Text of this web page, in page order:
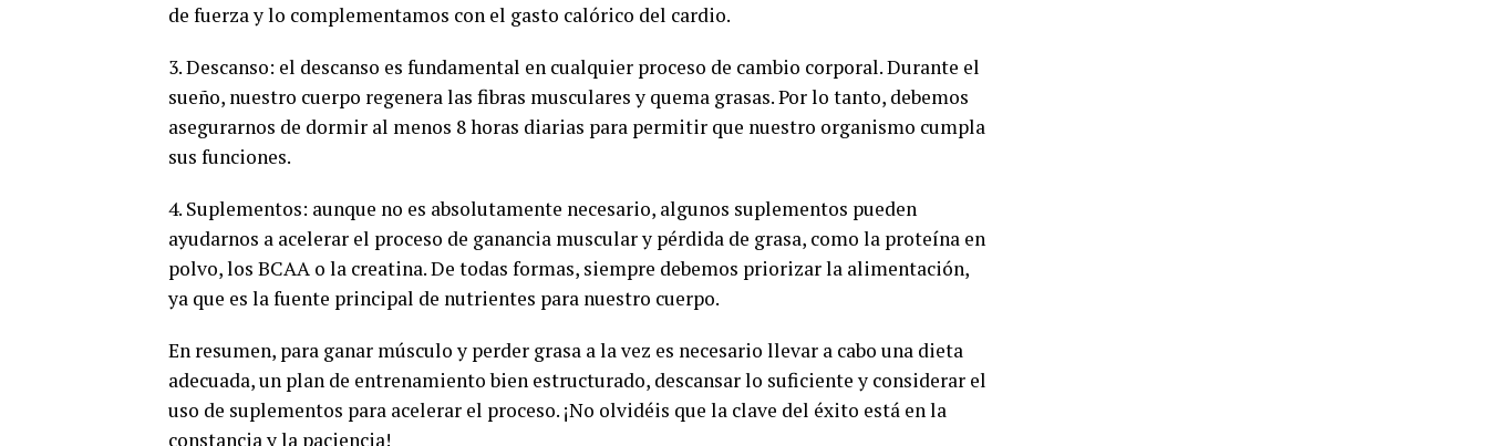
de fuerza y lo complementamos con el gasto calórico del cardio.
3. Descanso: el descanso es fundamental en cualquier proceso de cambio corporal. Durante el
sueño, nuestro cuerpo regenera las fibras musculares y quema grasas. Por lo tanto, debemos
asegurarnos de dormir al menos 8 horas diarias para permitir que nuestro organismo cumpla
sus funciones.
4. Suplementos: aunque no es absolutamente necesario, algunos suplementos pueden
ayudarnos a acelerar el proceso de ganancia muscular y pérdida de grasa, como la proteína en
polvo, los BCAA o la creatina. De todas formas, siempre debemos priorizar la alimentación,
ya que es la fuente principal de nutrientes para nuestro cuerpo.
En resumen, para ganar músculo y perder grasa a la vez es necesario llevar a cabo una dieta
adecuada, un plan de entrenamiento bien estructurado, descansar lo suficiente y considerar el
uso de suplementos para acelerar el proceso. ¡No olvidéis que la clave del éxito está en la
constancia y la paciencia!